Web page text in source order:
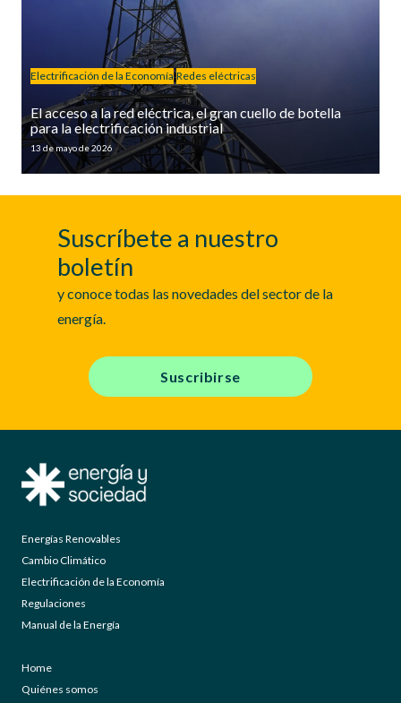
Electrificación de la Economía Redes eléctricas
El acceso a la red eléctrica, el gran cuello de botella
para la electrificación industrial
13 de mayo de 2026
Suscríbete a nuestro
boletín
y conoce todas las novedades del sector de la
energía.
Suscribirse
Energías Renovables
Cambio Climático
Electrificación de la Economía
Regulaciones
Manual de la Energía
Home
Quiénes somos